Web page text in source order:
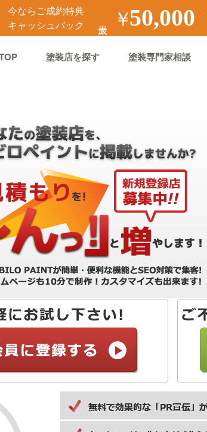
今ならご成約特典
キャッシュバック
￥50,000
塗装店を探す 塗装専門家相談